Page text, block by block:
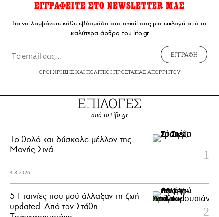
ΕΓΓΡΑΦΕΙΤΕ ΣΤΟ NEWSLETTER ΜΑΣ
Για να λαμβάνετε κάθε εβδομάδα στο email σας μια επιλογή από τα
καλύτερα άρθρα του lifo.gr
ΕΓΓΡΑΦΗ
ΟΡΟΙ ΧΡΗΣΗΣΚΑΙ ΠΟΛΙΤΙΚΗ ΠΡΟΣΤΑΣΙΑΣ ΑΠΟΡΡΗΤΟΥ
ΕΠΙΛΟΓΕΣ
από το Lifo.gr
Το θολό και δύσκολο μέλλον της
Μονής Σινά
4.8.2026
51 ταινίες που μού άλλαξαν τη ζωή-
updated. Aπό τον Στάθη